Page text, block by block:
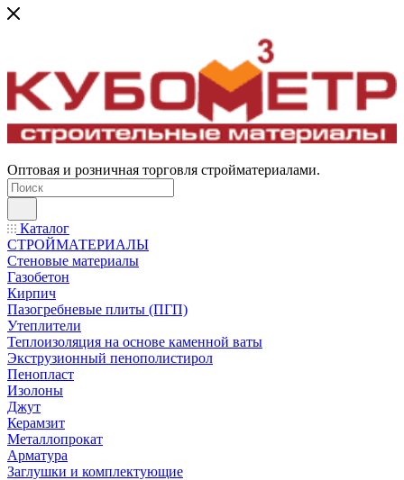
Оптовая и розничная торговля стройматериалами.
Каталог
СТРОЙМАТЕРИАЛЫ
Стеновые материалы
Газобетон
Кирпич
Пазогребневые плиты (ПГП)
Утеплители
Теплоизоляция на основе каменной ваты
Экструзионный пенополистирол
Пенопласт
Изолоны
Джут
Керамзит
Металлопрокат
Арматура
Заглушки и комплектующие